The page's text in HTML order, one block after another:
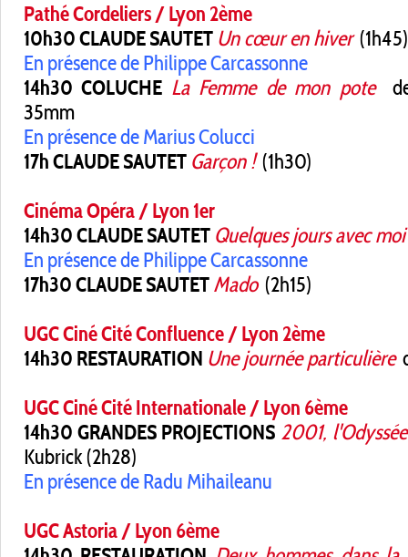
Pathé Cordeliers / Lyon 2ème
10h30 CLAUDE SAUTET Un cœur en hiver(1h45)
En présence de Philippe Carcassonne
14h30 COLUCHE La Femme de mon potede
35mm
En présence de Marius Colucci
17h CLAUDE SAUTET Garçon !(1h30)
Cinéma Opéra / Lyon 1er
14h30 CLAUDE SAUTET Quelques jours avec moi
En présence de Philippe Carcassonne
17h30 CLAUDE SAUTETMado(2h15)
UGC Ciné Cité Confluence / Lyon 2ème
14h30 RESTAURATION Une journée particulière
UGC Ciné Cité Internationale / Lyon 6ème
14h30 GRANDES PROJECTIONS 2001,
Kubrick (2h28)
En présence de Radu Mihaileanu
UGC Astoria / Lyon 6ème